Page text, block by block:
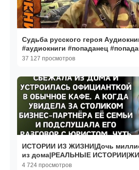
Судьба русского героя
#аудиокниги #попаданец
37 127 просмотров
ИСТОРИИ ИЗ ЖИЗНИ|Дочь
из дома|РЕАЛЬНЫЕ
ИСТОРИИ
4 724 просмотров